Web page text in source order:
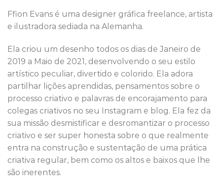
Ffion Evans é uma designer gráfica freelance, artista
e ilustradora sediada na Alemanha.
Ela criou um desenho todos os dias de Janeiro de
2019 a Maio de 2021, desenvolvendo o seu estilo
artístico peculiar, divertido e colorido. Ela adora
partilhar lições aprendidas, pensamentos sobre o
processo criativo e palavras de encorajamento para
colegas criativos no seu Instagram e blog. Ela fez da
sua missão desmistificar e desromantizar o processo
criativo e ser super honesta sobre o que realmente
entra na construção e sustentação de uma prática
criativa regular, bem como os altos e baixos que lhe
são inerentes.